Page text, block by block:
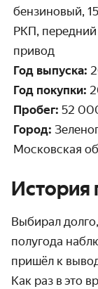
бензиновый,
РКП, передний
привод
Год выпуска:
Год покупки:
Пробег: 52
Город:
Московская
История
Выбирал
полугода
пришёл к
Как раз в᠎ это